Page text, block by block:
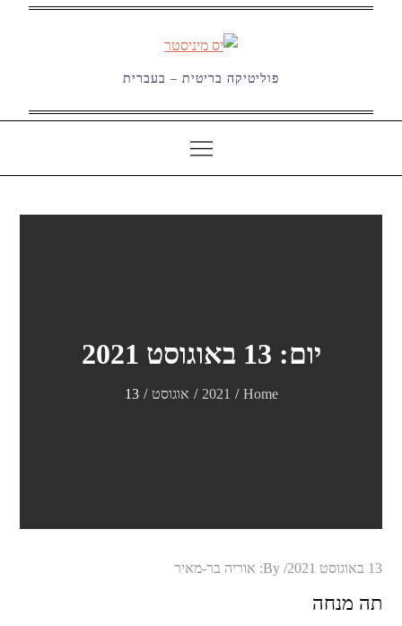
פוליטיקה בריטית – בעברית
יום: 13 באוגוסט 2021
Home
2021 אוגוסט 13
Posted
13 באוגוסט 2021 By: אוריה בר-מאיר
תה מנחה